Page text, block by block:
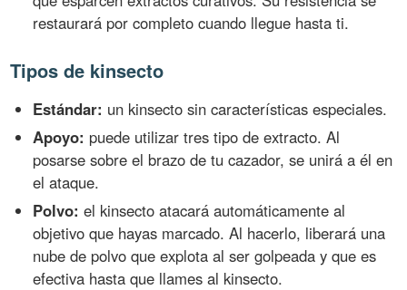
restaurará por completo cuando llegue hasta ti.
Tipos de kinsecto
Estándar: un kinsecto sin características especiales.
Apoyo: puede utilizar tres tipo de extracto. Al
posarse sobre el brazo de tu cazador, se unirá a él en
el ataque.
Polvo: el kinsecto atacará automáticamente al
objetivo que hayas marcado. Al hacerlo, liberará una
nube de polvo que explota al ser golpeada y que es
efectiva hasta que llames al kinsecto.